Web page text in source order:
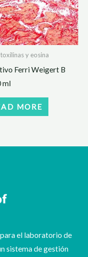
y eosina
Ferri Weigert B
ml
MORE
el laboratorio de
sistema de gestión